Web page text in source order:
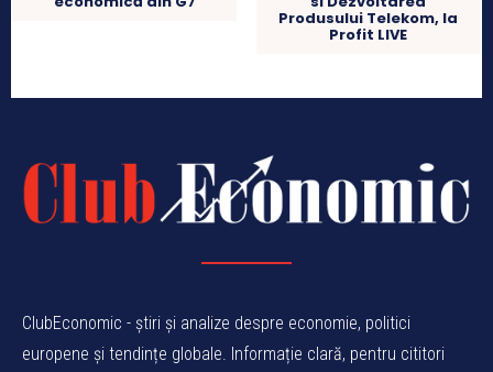
Produsului Telekom, la
Profit LIVE
ClubEconomic - știri și analize despre economie, politici
europene și tendințe globale. Informație clară, pentru cititori